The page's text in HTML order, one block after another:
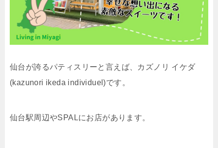
仙台が誇るパティスリーと言えば、カズノリ イケダ
(kazunori ikeda individuel)です。
仙台駅周辺やSPALにお店があります。